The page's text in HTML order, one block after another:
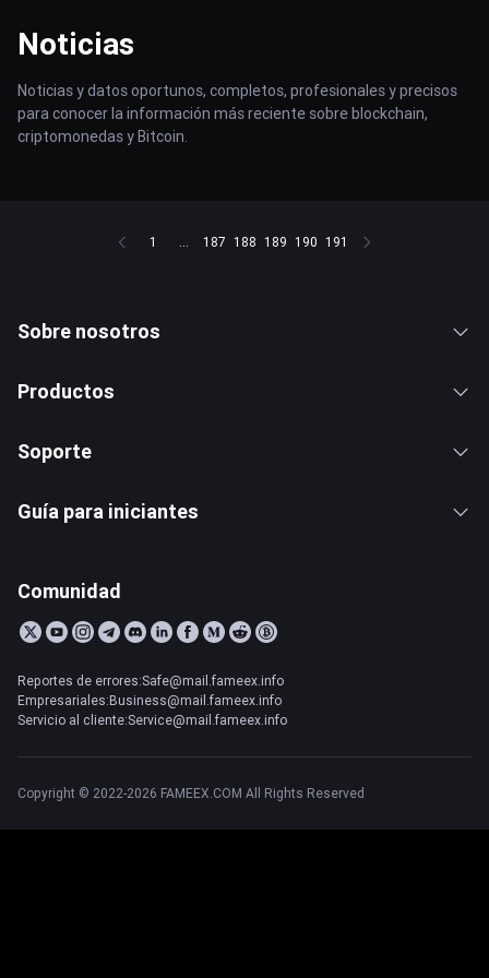
Noticias
Noticias y datos oportunos, completos, profesionales y precisos
para conocer la información más reciente sobre blockchain,
criptomonedas y Bitcoin.
1 ... 187 188 189 190 191
Sobre nosotros
Productos
Soporte
Guía para iniciantes
Comunidad
Reportes de errores:Safe@mail.fameex.info
Empresariales:Business@mail.fameex.info
Servicio al cliente:Service@mail.fameex.info
Copyright © 2022-2026 FAMEEX.COM All Rights Reserved